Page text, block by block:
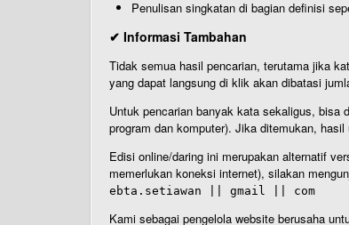
Penulisan singkatan di bagian definisi
✔ Informasi Tambahan
Tidak semua hasil pencarian, terutama jika
yang dapat langsung di klik akan dibatasi
Untuk pencarian banyak kata sekaligus, bisa
program dan komputer). Jika ditemukan,
Edisi online/daring ini merupakan alternatif
memerlukan koneksi internet), silakan
ebta.setiawan || gmail || com
Kami sebagai pengelola website berusaha